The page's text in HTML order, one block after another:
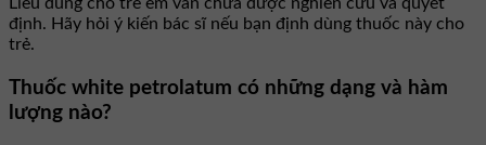
Liều dùng cho trẻ em vẫn chưa được nghiên cứu và quyết
định. Hãy hỏi ý kiến bác sĩ nếu bạn định dùng thuốc này cho
trẻ.
Thuốc white petrolatum có những dạng và hàm
lượng nào?